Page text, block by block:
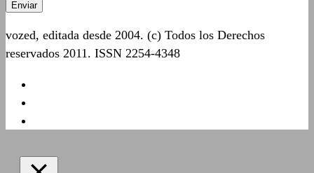
vozed, editada desde 2004. (c) Todos los Derechos
reservados 2011. ISSN 2254-4348